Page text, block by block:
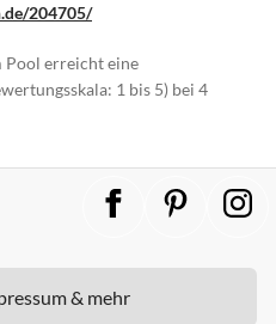
204705/
Pool erreicht eine
1 bis 5) bei 4
& mehr